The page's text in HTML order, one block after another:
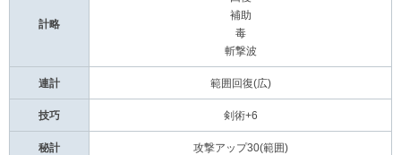
計略
補助
毒
斬撃波
連計 範囲回復(広)
技巧 剣術+6
秘計 攻撃アップ30(範囲)